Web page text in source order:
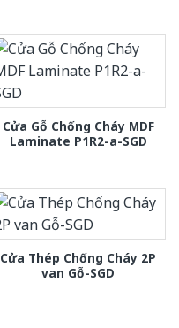
Cửa Gỗ Chống Cháy MDF
Laminate P1R2-a-SGD
Cửa Thép Chống Cháy 2P
van Gỗ-SGD